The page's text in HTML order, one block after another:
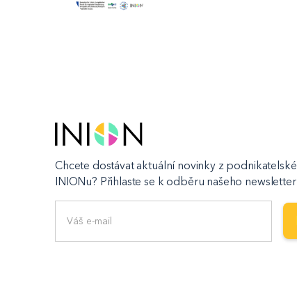
Chcete dostávat aktuální novinky z
INIONu? Přihlaste se k odběru našeho